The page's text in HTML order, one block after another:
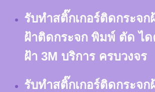
content
รับทำสติ๊กเกอร์ติดกระจก
ฝ้าติดกระจก พิมพ์ ตัด ได
ฝ้า 3M บริการ ครบวงจร
รับทำสติ๊กเกอร์ติดกระจก